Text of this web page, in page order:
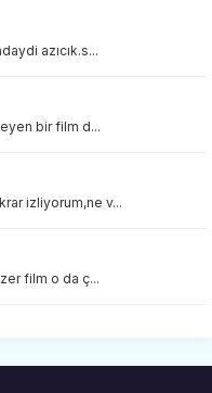
azıcık.s...
bir film d...
izliyorum,ne v...
film o da ç...